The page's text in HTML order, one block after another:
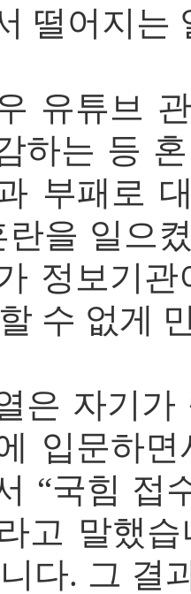
떨어지는
유튜브
하는 등
부패로
란을 일으
정보기
수 없게
은 자기
입문하
“국힘 접
고 말했
다. 그 결